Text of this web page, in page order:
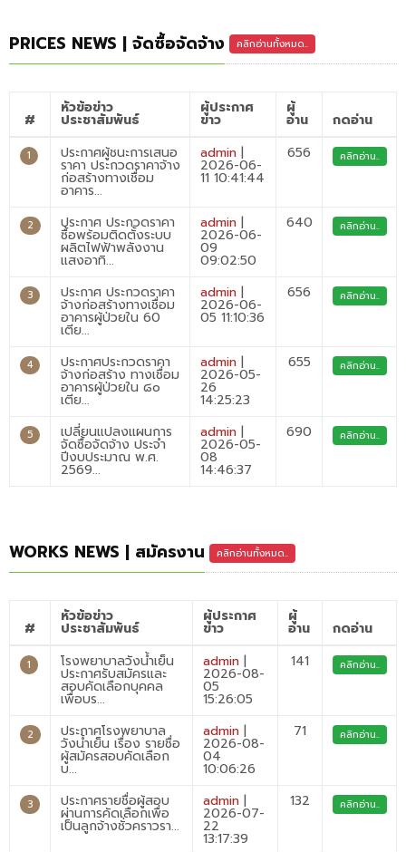
PRICES NEWS | จัดซื้อจัดจ้าง คลิกอ่านทั้งหมด..
#
หัวข้อข่าว
ประชาสัมพันธ์
ผู้ประกาศ
ข่าว
ผู้
อ่าน กดอ่าน
1 ประกาศผู้ชนะการเสนอ
ราคา ประกวดราคาจ้าง
ก่อสร้างทางเชื่อม
อาคาร...
admin|
2026-06-
11 10:41:44
656 คลิกอ่าน..
2 ประกาศ ประกวดราคา
ซื้อพร้อมติดตั้งระบบ
ผลิตไฟฟ้าพลังงาน
แสงอาทิ...
admin|
2026-06-
09
09:02:50
640 คลิกอ่าน..
3 ประกาศ ประกวดราคา
จ้างก่อสร้างทางเชื่อม
อาคารผู้ป่วยใน 60
เตีย...
admin|
2026-06-
05 11:10:36
656 คลิกอ่าน..
4 ประกาศประกวดราคา
จ้างก่อสร้าง ทางเชื่อม
อาคารผู้ป่วยใน ๘๐
เตีย...
admin|
2026-05-
26
14:25:23
655 คลิกอ่าน..
5 เปลี่ยนแปลงแผนการ
จัดซื้อจัดจ้าง ประจำ
ปีงบประมาณ พ.ศ.
2569...
admin|
2026-05-
08
14:46:37
690 คลิกอ่าน..
WORKS NEWS | สมัครงาน คลิกอ่านทั้งหมด..
#
หัวข้อข่าว
ประชาสัมพันธ์
ผู้ประกาศ
ข่าว
ผู้
อ่าน กดอ่าน
1 โรงพยาบาลวังน้ำเย็น
ประกาศรับสมัครและ
สอบคัดเลือกบุคคล
เพื่อบร...
admin|
2026-08-
05
15:26:05
141 คลิกอ่าน..
2 ประกาศโรงพยาบาล
วังน้ำเย็น เรื่อง รายชื่อ
ผู้สมัครสอบคัดเลือก
บ...
admin|
2026-08-
04
10:06:26
71 คลิกอ่าน..
3 ประกาศรายชื่อผู้สอบ
ผ่านการคัดเลือกเพื่อ
เป็นลูกจ้างชั่วคราวรา...
admin|
2026-07-
22
13:17:39
132 คลิกอ่าน..